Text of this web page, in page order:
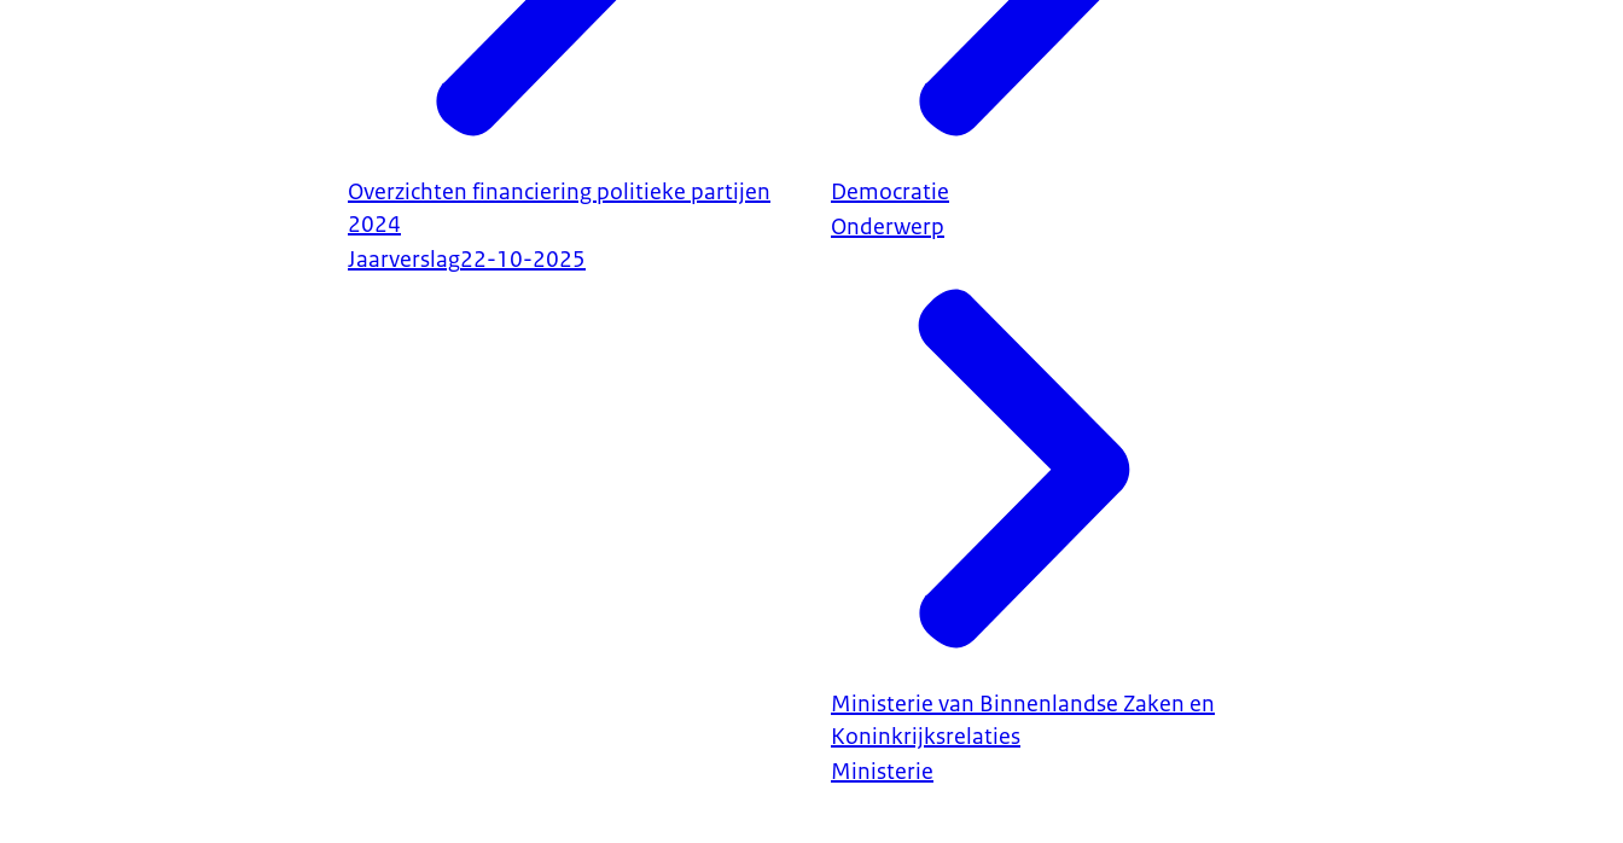
Overzichten financiering politieke partijen
2024
Jaarverslag22-10-2025
Democratie
Onderwerp
Ministerie van Binnenlandse Zaken en
Koninkrijksrelaties
Ministerie